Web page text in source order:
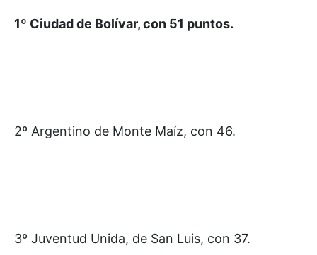
1º Ciudad de Bolívar, con 51 puntos.
2º Argentino de Monte Maíz, con 46.
3º Juventud Unida, de San Luis, con 37.